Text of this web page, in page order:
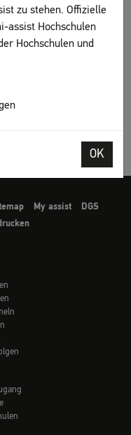
zu stehen. Offizielle
assist Hochschulen
Hochschulen und
OK
My assist
DGS